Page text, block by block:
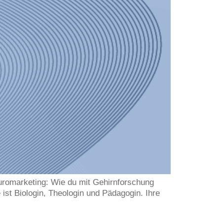
Wie du mit Gehirnforschung
Biologin, Theologin und Pädagogin. Ihre